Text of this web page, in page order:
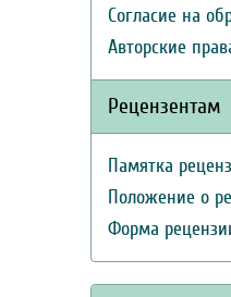
Согласие на
Авторские
Рецензентам
Памятка
Положение о
Форма